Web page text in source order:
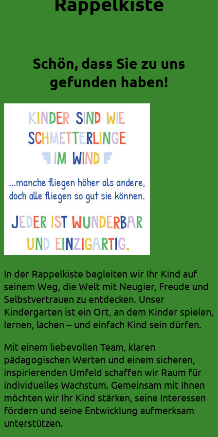
Schön, dass Sie zu uns
gefunden haben!
In der Rappelkiste begleiten wir Ihr Kind auf
seinem Weg, die Welt mit Neugier, Freude und
Selbstvertrauen zu entdecken. Unser
Kindergarten ist ein Ort, an dem Kinder spielen,
lernen, lachen – und einfach Kind sein dürfen.
Mit einem liebevollen Team, klaren
pädagogischen Werten und einem sicheren,
inspirierenden Umfeld schaffen wir Raum für
individuelles Wachstum. Gemeinsam mit Ihnen
möchten wir Ihr Kind stärken, seine Interessen
fördern und seine Entwicklung aufmerksam
unterstützen.